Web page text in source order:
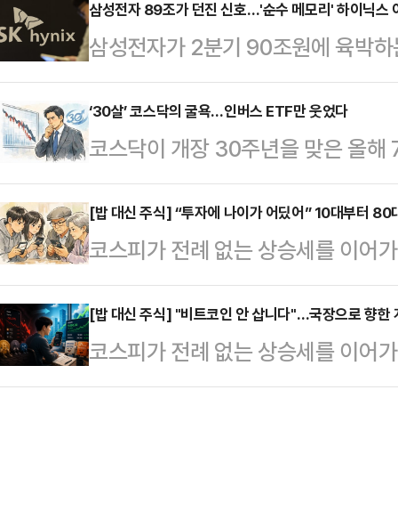
지 불거진 가운데 이달 말 빅테크
까지 국내증시 변동성이 불가피할
코스피 지수는 전 거래일보다
을 마쳤다.국내증시 방향성을 결정
6.25%, 5.68% 급락하며 지수 하
2분기 잠정실적에서…
삼성전자 89조가 던진 신호…'순수 메모리' 하이닉스
삼성전자가 2분기 90조원에 육박
기대감도 함께 높아지고 있다. 삼성
히 메모리 부문에서 발생한 것으로
다 HBM 매출 비중이 높고 메모리
영되는 구조인 만큼, 2분기 영업이
이 나온다.9일 업계와 증권가에 따
이익 컨센서스는 65조원대 중반 수
근 시장 기대치를 …
‘30살’ 코스닥의 굴욕…인버스 ETF만 웃었다
코스닥이 개장 30주년을 맞은 올해
깝다.연초 ‘천스닥(코스닥 1000)’
자 매력이 약화되면서 인버스 상품
면 코스닥 지수는 최근 한 달 동
같은 기간 코스피 낙폭
에 따라 코스닥 하락에 베팅하는
위권에 이름을 올렸다.‘KIWOOM
[밥 대신 주식] “투자에 나이가 어딨어” 10대부터 80
코스피가 전례 없는 상승세를 이어
국’이 됐다. 주식(株式)이 주식(主
을 쏟아붓는 이들이 늘어나고 있다.
할 지점도 있다. 과도한 낙관론과
요인이 될 수 있다. 국내 주식시장
[밥 대신 주식] "비트코인 안 삽니다"…국장으로 향한
코스피가 전례 없는 상승세를 이어
국’이 됐다. 주식(株式)이 주식(主